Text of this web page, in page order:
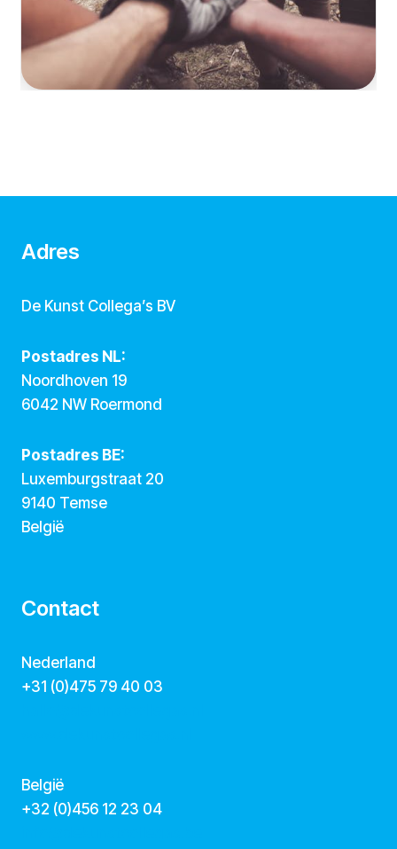
Adres
De Kunst Collega’s BV
Postadres NL:
Noordhoven 19
6042 NW Roermond
Postadres BE:
Luxemburgstraat 20
9140 Temse
België
Contact
Nederland
+31 (0)475 79 40 03
België
‭+32 (0)456 12 23 04‬